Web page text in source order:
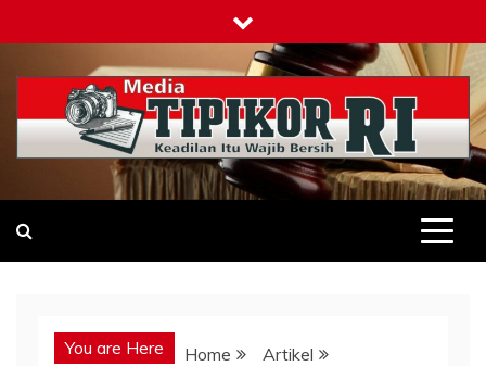
to
content
Tipikor-ri-online.my.id
Keadilan Itu Wajib Bersih
You are Here Home
Artikel